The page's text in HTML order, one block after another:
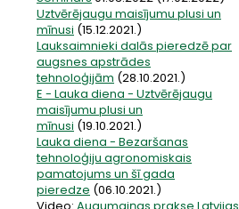
Uztvērējaugu maisījumu plusi un
mīnusi (15.12.2021.)
Lauksaimnieki dalās pieredzē par
augsnes apstrādes
tehnoloģijām (28.10.2021.)
E - Lauka diena - Uztvērējaugu
maisījumu plusi un
mīnusi (19.10.2021.)
Lauka diena - Bezaršanas
tehnoloģiju agronomiskais
pamatojums un šī gada
pieredze (06.10.2021.)